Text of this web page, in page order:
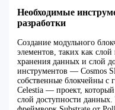
Необходимые
разработки
Создание модульного
элементов, таких как
хранения данных и слой
инструментов — Cosmos
собственные блокчейны с
Celestia — проект,
слой доступности данных.